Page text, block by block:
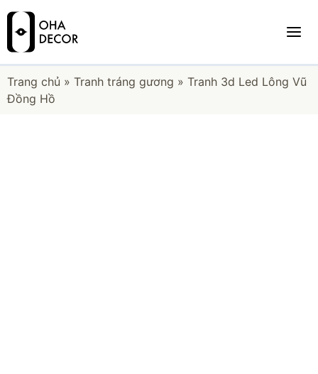
Trang chủ » Tranh tráng gương » Tranh 3d Led Lông Vũ
Đồng Hồ